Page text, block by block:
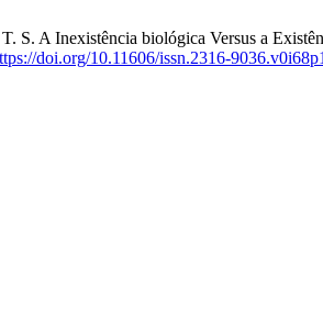
S. A Inexistência biológica Versus a
doi.org/10.11606/issn.2316-